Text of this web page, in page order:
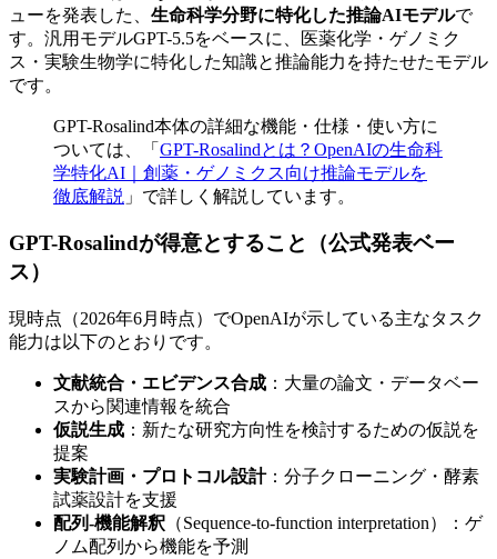
ューを発表した、 生命科学分野に特化した推論AIモデルで
す。汎用モデルGPT-5.5をベースに、医薬化学・ゲノミク
ス・実験生物学に特化した知識と推論能力を持たせたモデル
です。
GPT-Rosalind本体の詳細な機能・仕様・使い方に
ついては、「 GPT-Rosalindとは？OpenAIの生命科
学特化AI｜創薬・ゲノミクス向け推論モデルを
徹底解説 」で詳しく解説しています。
GPT-Rosalindが得意とすること（公式発表ベー
ス）
現時点（2026年6月時点）でOpenAIが示している主なタスク
能力は以下のとおりです。
文献統合・エビデンス合成 ：大量の論文・データベー
スから関連情報を統合
仮説生成 ：新たな研究方向性を検討するための仮説を
提案
実験計画・プロトコル設計：分子クローニング・酵素
試薬設計を支援
配列-機能解釈 （Sequence-to-function interpretation）：ゲ
ノム配列から機能を予測